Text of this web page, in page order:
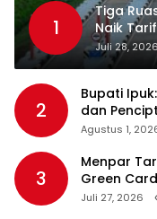
1
Tiga
Naik
Standar
Juli 28,
2
Bupati
dan
Agustus 1,
3
Menpar
Green
2026
Juli 27, 2026